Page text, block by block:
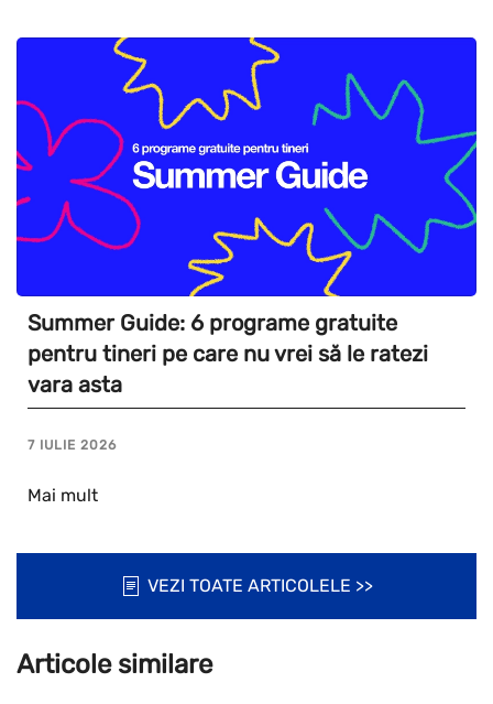
Summer Guide: 6 programe gratuite
pentru tineri pe care nu vrei să le ratezi
vara asta
7 IULIE 2026
Mai mult
VEZI TOATE ARTICOLELE >>
Articole similare